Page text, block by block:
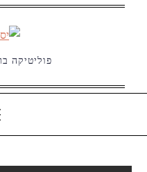
פוליטיקה